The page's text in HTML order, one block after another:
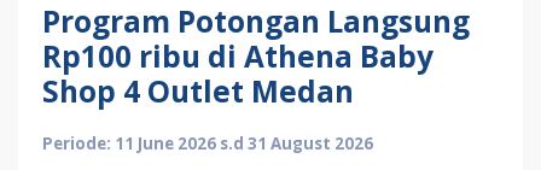
Program Potongan Langsung
Rp100 ribu di Athena Baby
Shop 4 Outlet Medan
Periode: 11 June 2026 s.d 31 August 2026